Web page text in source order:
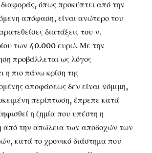
όπως προκύπτει από την
απόφαση, είναι ανώτερο του
διατάξεις του ν.
των 40.000 ευρώ. Με την
προβάλλεται ως λόγος
η πιο πάνω κρίση της
αποφάσεως δεν είναι νόμιμη,
περίπτωση, έπρεπε κατά
η ζημία που υπέστη η
από την απώλεια των αποδοχών των
κατά το χρονικό διάστημα που